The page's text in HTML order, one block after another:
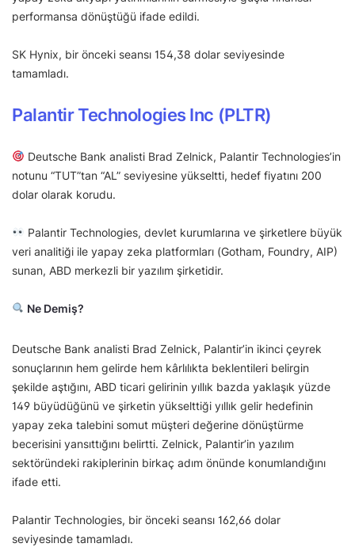
performansa dönüştüğü ifade edildi.
SK Hynix, bir önceki seansı 154,38 dolar seviyesinde
tamamladı.
Palantir Technologies Inc (PLTR)
Deutsche Bank analisti Brad Zelnick, Palantir Technologies’in
notunu “TUT”tan “AL” seviyesine yükseltti, hedef fiyatını 200
dolar olarak korudu.
Palantir Technologies, devlet kurumlarına ve şirketlere büyük
veri analitiği ile yapay zeka platformları (Gotham, Foundry, AIP)
sunan, ABD merkezli bir yazılım şirketidir.
Ne Demiş?
Deutsche Bank analisti Brad Zelnick, Palantir’in ikinci çeyrek
sonuçlarının hem gelirde hem kârlılıkta beklentileri belirgin
şekilde aştığını, ABD ticari gelirinin yıllık bazda yaklaşık yüzde
149 büyüdüğünü ve şirketin yükselttiği yıllık gelir hedefinin
yapay zeka talebini somut müşteri değerine dönüştürme
becerisini yansıttığını belirtti. Zelnick, Palantir’in yazılım
sektöründeki rakiplerinin birkaç adım önünde konumlandığını
ifade etti.
Palantir Technologies, bir önceki seansı 162,66 dolar
seviyesinde tamamladı.